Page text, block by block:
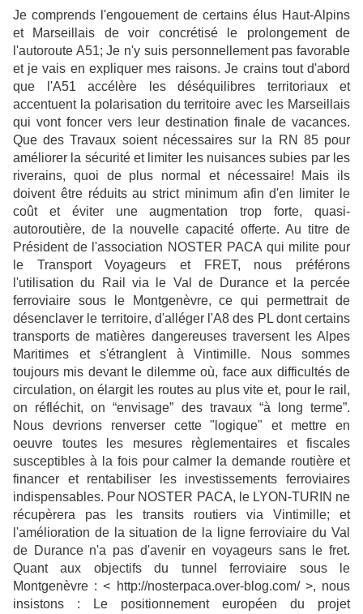
Je comprends l'engouement de certains élus Haut-Alpins
et Marseillais de voir concrétisé le prolongement de
l'autoroute A51; Je n'y suis personnellement pas favorable
et je vais en expliquer mes raisons. Je crains tout d'abord
que l'A51 accélère les déséquilibres territoriaux et
accentuent la polarisation du territoire avec les Marseillais
qui vont foncer vers leur destination finale de vacances.
Que des Travaux soient nécessaires sur la RN 85 pour
améliorer la sécurité et limiter les nuisances subies par les
riverains, quoi de plus normal et nécessaire! Mais ils
doivent être réduits au strict minimum afin d'en limiter le
coût et éviter une augmentation trop forte, quasi-
autoroutière, de la nouvelle capacité offerte. Au titre de
Président de l'association NOSTER PACA qui milite pour
le Transport Voyageurs et FRET, nous préférons
l'utilisation du Rail via le Val de Durance et la percée
ferroviaire sous le Montgenèvre, ce qui permettrait de
désenclaver le territoire, d'alléger l'A8 des PL dont certains
transports de matières dangereuses traversent les Alpes
Maritimes et s'étranglent à Vintimille. Nous sommes
toujours mis devant le dilemme où, face aux difficultés de
circulation, on élargit les routes au plus vite et, pour le rail,
on réfléchit, on “envisage” des travaux “à long terme”.
Nous devrions renverser cette "logique" et mettre en
oeuvre toutes les mesures règlementaires et fiscales
susceptibles à la fois pour calmer la demande routière et
financer et rentabiliser les investissements ferroviaires
indispensables. Pour NOSTER PACA, le LYON-TURIN ne
récupèrera pas les transits routiers via Vintimille; et
l'amélioration de la situation de la ligne ferroviaire du Val
de Durance n'a pas d'avenir en voyageurs sans le fret.
Quant aux objectifs du tunnel ferroviaire sous le
Montgenèvre : < http://nosterpaca.over-blog.com/ >, nous
insistons : Le positionnement européen du projet